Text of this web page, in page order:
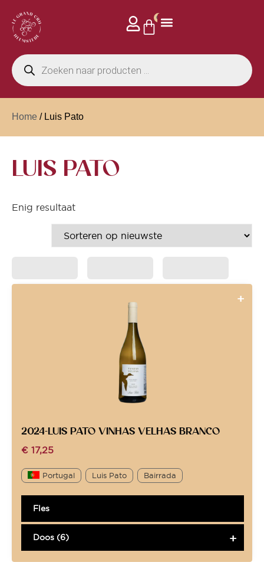
0
Home / Luis Pato
LUIS PATO
Enig resultaat
2024-LUIS PATO VINHAS VELHAS BRANCO
€ 17,25
Portugal Luis Pato Bairrada
Fles
Doos (6)